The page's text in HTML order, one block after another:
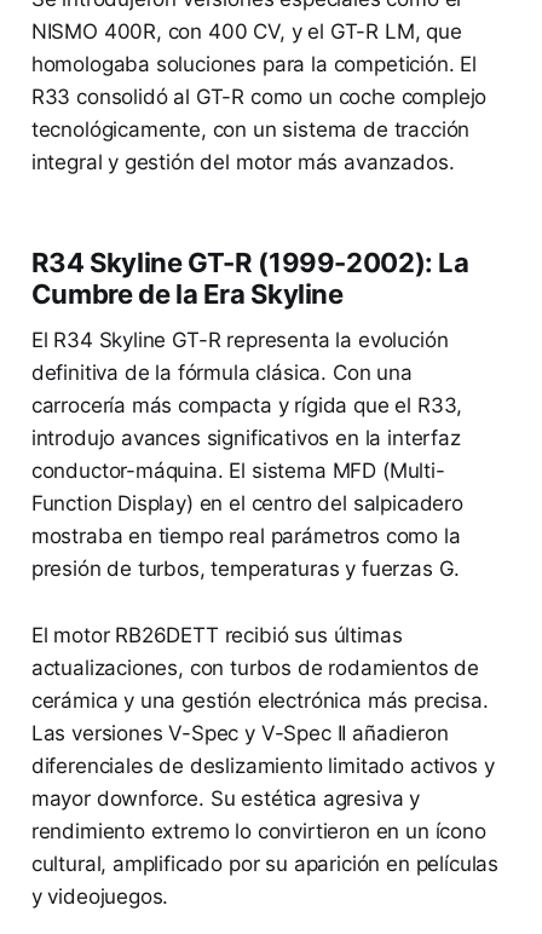
NISMO 400R, con 400 CV, y el GT-R LM, que
homologaba soluciones para la competición. El
R33 consolidó al GT-R como un coche complejo
tecnológicamente, con un sistema de tracción
integral y gestión del motor más avanzados.
R34 Skyline GT-R (1999-2002): La
Cumbre de la Era Skyline
El R34 Skyline GT-R representa la evolución
definitiva de la fórmula clásica. Con una
carrocería más compacta y rígida que el R33,
introdujo avances significativos en la interfaz
conductor-máquina. El sistema MFD (Multi-
Function Display) en el centro del salpicadero
mostraba en tiempo real parámetros como la
presión de turbos, temperaturas y fuerzas G.
El motor RB26DETT recibió sus últimas
actualizaciones, con turbos de rodamientos de
cerámica y una gestión electrónica más precisa.
Las versiones V-Spec y V-Spec II añadieron
diferenciales de deslizamiento limitado activos y
mayor downforce. Su estética agresiva y
rendimiento extremo lo convirtieron en un ícono
cultural, amplificado por su aparición en películas
y videojuegos.